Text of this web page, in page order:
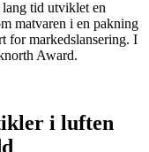
lang tid utviklet en
matvaren i en pakning
for markedslansering. I
Award.
i luften